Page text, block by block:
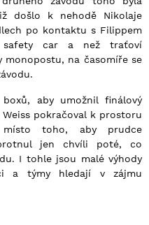
došlo k nehodě Nikolaje
po kontaktu s Filippem
safety car a než traťoví
monopostu, na časomíře se
aby umožnil finálový
pokračoval k prostoru
toho, aby prudce
jen chvíli poté, co
I tohle jsou malé výhody
a týmy hledají v zájmu